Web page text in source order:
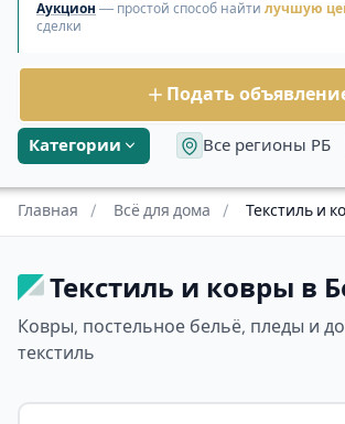
Категории Все регионы РБ
Аукцион — простой способ найти лучшую
сделки
Подать
Главная / Всё для дома / Текстиль и
Текстиль и ковры в
Ковры, постельное бельё, пледы и
текстиль